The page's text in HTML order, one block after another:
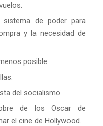
de poder para
y la necesidad de
posible.
del socialismo.
de los Oscar de
el cine de Hollywood.